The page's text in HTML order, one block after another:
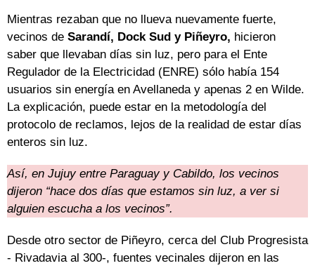
Mientras rezaban que no llueva nuevamente fuerte,
vecinos de Sarandí, Dock Sud y Piñeyro, hicieron
saber que llevaban días sin luz, pero para el Ente
Regulador de la Electricidad (ENRE) sólo había 154
usuarios sin energía en Avellaneda y apenas 2 en Wilde.
La explicación, puede estar en la metodología del
protocolo de reclamos, lejos de la realidad de estar días
enteros sin luz.
Así, en Jujuy entre Paraguay y Cabildo, los vecinos
dijeron “hace dos días que estamos sin luz, a ver si
alguien escucha a los vecinos”.
Desde otro sector de Piñeyro, cerca del Club Progresista
- Rivadavia al 300-, fuentes vecinales dijeron en las